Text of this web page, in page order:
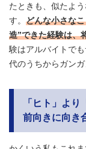
たときも、似たよ
す。 どんな小さな
造”できた経験は、
験はアルバイトで
代のうちからガン
「ヒト」よ
前向きに向き